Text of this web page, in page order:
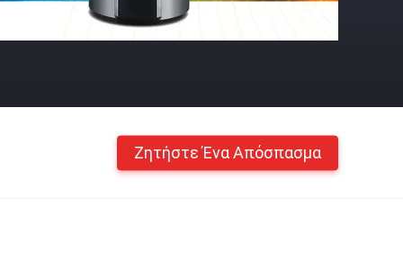
Ζητήστε Ένα Απόσπασμα